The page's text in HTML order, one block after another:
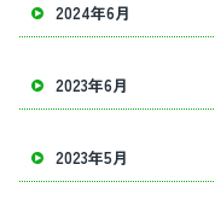
2024年6月
2023年6月
2023年5月